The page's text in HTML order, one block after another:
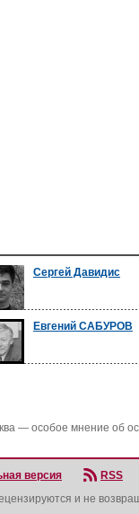
Сергей Давидис
Евгений САБУРОВ
— особое мнение об
версия
RSS
и не